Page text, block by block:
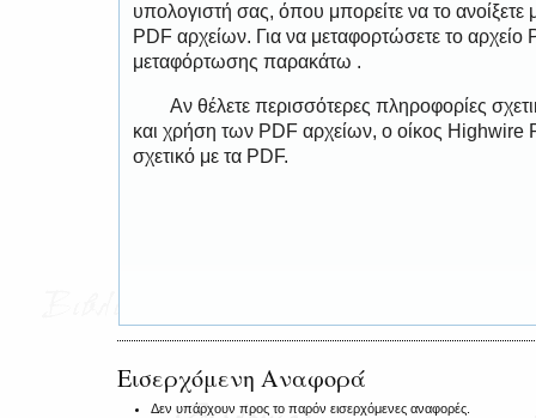
υπολογιστή σας, όπου μπορείτε να το
PDF αρχείων. Για να μεταφορτώσετε το
μεταφόρτωσης παρακάτω .
Αν θέλετε περισσότερες πληροφορίες
και χρήση των PDF αρχείων, ο οίκος Highwire
σχετικό με τα PDF.
Εισερχόμενη Αναφορά
Δεν υπάρχουν προς το παρόν εισερχόμενες αναφορές.